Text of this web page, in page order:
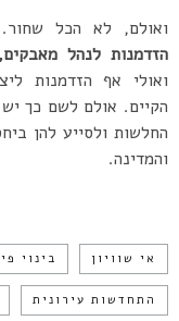
ואולם, לא הכל
הזדמנות לנהל מאבקים,
ואולי אף הזדמנות
הקיים. אולם לשם כך
החלשות ולסייע להן
והמדינה.
אי שוויון בינוי
התחדשות עירונית